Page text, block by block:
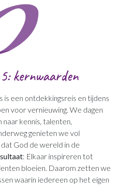
kernwaarden
is een ontdekkingsreis en tijdens
voor vernieuwing. We dagen
naar kennis, talenten,
genieten we vol
God de wereld in de
: Elkaar inspireren tot
bloeien. Daarom zetten we
waarin iedereen op het eigen